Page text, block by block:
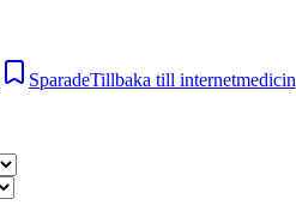
SparadeTillbaka till internetmedicin